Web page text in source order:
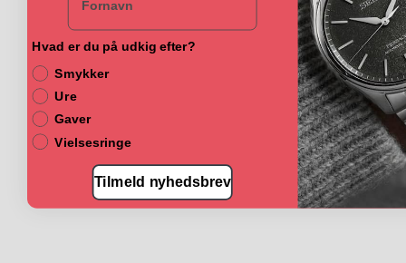
Hvad er du på udkig efter?
Smykker
Ure
Gaver
Vielsesringe
Tilmeld nyhedsbrev